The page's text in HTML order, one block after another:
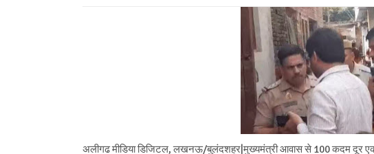
अलीगढ मीडिया डिजिटल, लखनऊ/बुलंदशहर|मुख्यमंत्री आवास से 100 कदम दूर